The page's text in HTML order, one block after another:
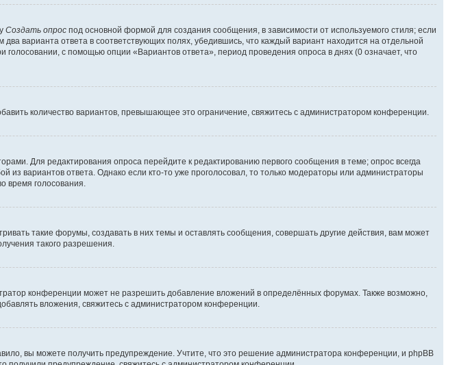
Создать опрос под основной формой для создания сообщения, в зависимости от используемого стиля; если
варианта ответа в соответствующих полях, убедившись, что каждый вариант находится на отдельной
голосовании, с помощью опции «Вариантов ответа», период проведения опроса в днях (0 означает, что
количество вариантов, превышающее это ограничение, свяжитесь с администратором конференции.
Для редактирования опроса перейдите к редактированию первого сообщения в теме; опрос всегда
из вариантов ответа. Однако если кто-то уже проголосовал, то только модераторы или администраторы
время голосования.
такие форумы, создавать в них темы и оставлять сообщения, совершать другие действия, вам может
такого разрешения.
конференции может не разрешить добавление вложений в определённых форумах. Также возможно,
вложения, свяжитесь с администратором конференции.
вы можете получить предупреждение. Учтите, что это решение администратора конференции, и phpBB